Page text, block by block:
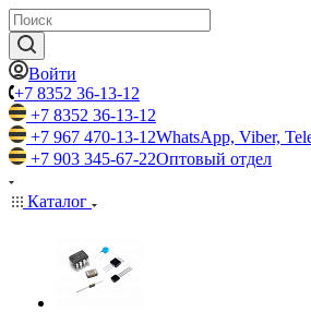
Войти
+7 8352 36-13-12
+7 8352 36-13-12
+7 967 470-13-12WhatsApp, Viber,
+7 903 345-67-22Оптовый отдел
Каталог